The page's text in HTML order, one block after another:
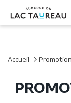
Accueil